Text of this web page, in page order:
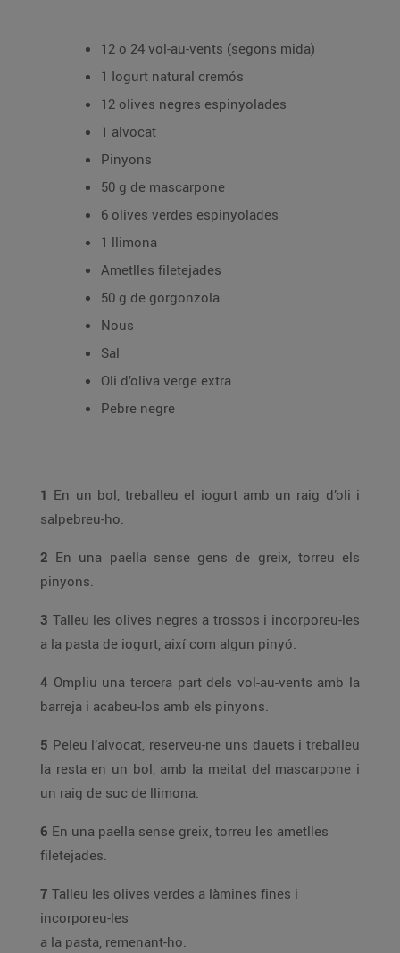
12 o 24 vol-au-vents (segons mida)
1 Iogurt natural cremós
12 olives negres espinyolades
1 alvocat
Pinyons
50 g de mascarpone
6 olives verdes espinyolades
1 llimona
Ametlles filetejades
50 g de gorgonzola
Nous
Sal
Oli d’oliva verge extra
Pebre negre
1 En un bol, treballeu el iogurt amb un raig d’oli i
salpebreu-ho.
2 En una paella sense gens de greix, torreu els
pinyons.
3 Talleu les olives negres a trossos i incorporeu-les
a la pasta de iogurt, així com algun pinyó.
4 Ompliu una tercera part dels vol-au-vents amb la
barreja i acabeu-los amb els pinyons.
5 Peleu l’alvocat, reserveu-ne uns dauets i treballeu
la resta en un bol, amb la meitat del mascarpone i
un raig de suc de llimona.
6 En una paella sense greix, torreu les ametlles
filetejades.
7 Talleu les olives verdes a làmines fines i
incorporeu-les
a la pasta, remenant-ho.